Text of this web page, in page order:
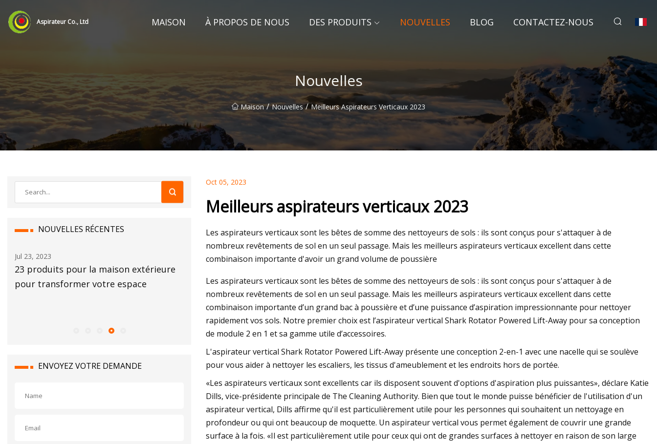
Aspirateur Co., Ltd MAISON À PROPOS DE NOUS DES PRODUITS NOUVELLES BLOG CONTACTEZ-NOUS
Nouvelles
Maison / Nouvelles / Meilleurs Aspirateurs Verticaux 2023
NOUVELLES RÉCENTES
Jul 23, 2023
23 produits pour la maison extérieure
pour transformer votre espace
Aug 18, 2023
nettoyage pratique et efficace avec
Dyson V8 Animal
Jun 05, 2023
Choisissez les meilleurs aspirateurs,
portables et robots des meilleures
marques
ENVOYEZ VOTRE DEMANDE
Oct 05, 2023
Meilleurs aspirateurs verticaux 2023
Les aspirateurs verticaux sont les bêtes de somme des nettoyeurs de sols : ils sont conçus pour s'attaquer à de
nombreux revêtements de sol en un seul passage. Mais les meilleurs aspirateurs verticaux excellent dans cette
combinaison importante d'avoir un grand volume de poussière
Les aspirateurs verticaux sont les bêtes de somme des nettoyeurs de sols : ils sont conçus pour s'attaquer à de
nombreux revêtements de sol en un seul passage. Mais les meilleurs aspirateurs verticaux excellent dans cette
combinaison importante d’un grand bac à poussière et d’une puissance d’aspiration impressionnante pour nettoyer
rapidement vos sols. Notre premier choix est l’aspirateur vertical Shark Rotator Powered Lift-Away pour sa conception
de module 2 en 1 et sa gamme utile d’accessoires.
L'aspirateur vertical Shark Rotator Powered Lift-Away présente une conception 2-en-1 avec une nacelle qui se soulève
pour vous aider à nettoyer les escaliers, les tissus d'ameublement et les endroits hors de portée.
«Les aspirateurs verticaux sont excellents car ils disposent souvent d'options d'aspiration plus puissantes», déclare Katie
Dills, vice-présidente principale de The Cleaning Authority. Bien que tout le monde puisse bénéficier de l'utilisation d'un
aspirateur vertical, Dills affirme qu'il est particulièrement utile pour les personnes qui souhaitent un nettoyage en
profondeur ou qui ont beaucoup de moquette. Un aspirateur vertical vous permet également de couvrir une grande
surface à la fois. «Il est particulièrement utile pour ceux qui ont de grandes surfaces à nettoyer en raison de son large